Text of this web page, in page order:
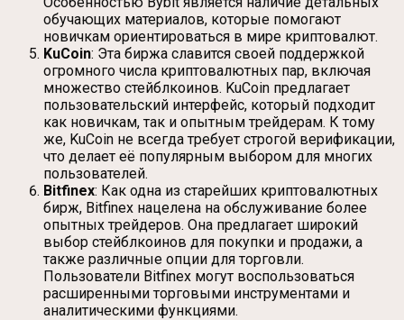
обучающих материалов, которые помогают
новичкам ориентироваться в мире криптовалют.
KuCoin: Эта биржа славится своей поддержкой
огромного числа криптовалютных пар, включая
множество стейблкоинов. KuCoin предлагает
пользовательский интерфейс, который подходит
как новичкам, так и опытным трейдерам. К тому
же, KuCoin не всегда требует строгой верификации,
что делает её популярным выбором для многих
пользователей.
Bitfinex: Как одна из старейших криптовалютных
бирж, Bitfinex нацелена на обслуживание более
опытных трейдеров. Она предлагает широкий
выбор стейблкоинов для покупки и продажи, а
также различные опции для торговли.
Пользователи Bitfinex могут воспользоваться
расширенными торговыми инструментами и
аналитическими функциями.